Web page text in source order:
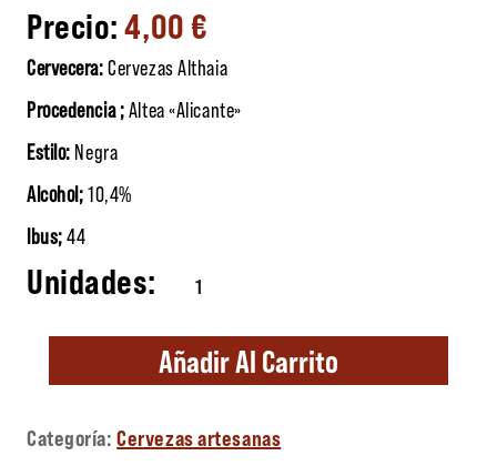
4,00€
Cervecera:Cervezas Althaia
Procedencia ;Altea «Alicante»
Estilo: Negra
Alcohol;10,4%
Ibus;44
Althaia Barlovento cantidad
Añadir Al Carrito
Categoría:Cervezas artesanas